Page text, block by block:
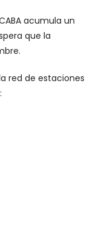
acumula un
que la
red de estaciones